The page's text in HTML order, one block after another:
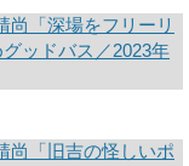
尚「深場をフリーリ
ッドバス／2023年
尚「旧吉の怪しいポ